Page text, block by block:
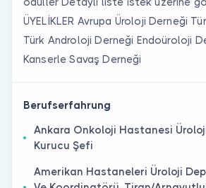
ÜYELİKLER Avrupa Üroloji Derneği
Türk Androloji Derneği Endoüroloji
Kanserle Savaş Derneği
Berufserfahrung
Ankara Onkoloji̇ Hastanesi̇
Kurucu Şefi̇
Ameri̇kan Hastaneleri̇ Üroloji̇